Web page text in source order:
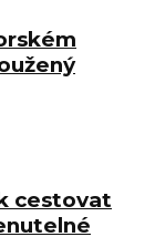
cestovat